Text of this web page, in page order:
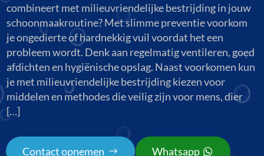
combineert met milieuvriendelijke bestrijding in jouw
schoonmaakroutine? Met slimme preventie voorkom
je ongedierte of hardnekkig vuil voordat het een
probleem wordt. Denk aan regelmatig ventileren, goed
afdichten en hygiënische opslag. Naast voorkomen kun
je met milieuvriendelijke bestrijding kiezen voor
middelen en methodes die veilig zijn voor mens, dier
[…]
Contact opnemen Whatsapp